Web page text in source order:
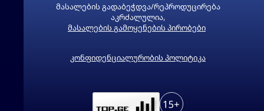
მასალების გადაბეჭდვა/რეპროდუცირება
აკრძალულია,
მასალების გამოყენების პირობები
კონფიდენციალურობის პოლიტიკა